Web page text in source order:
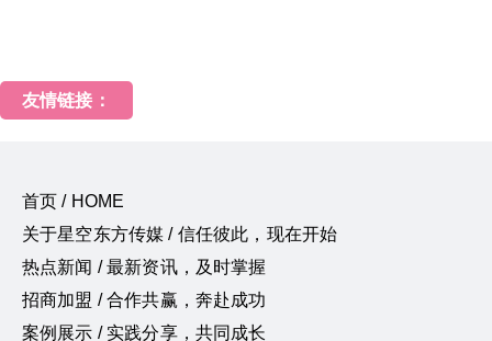
友情链接：
首页 / HOME
关于星空东方传媒 / 信任彼此，现在开始
热点新闻 / 最新资讯，及时掌握
招商加盟 / 合作共赢，奔赴成功
案例展示 / 实践分享，共同成长